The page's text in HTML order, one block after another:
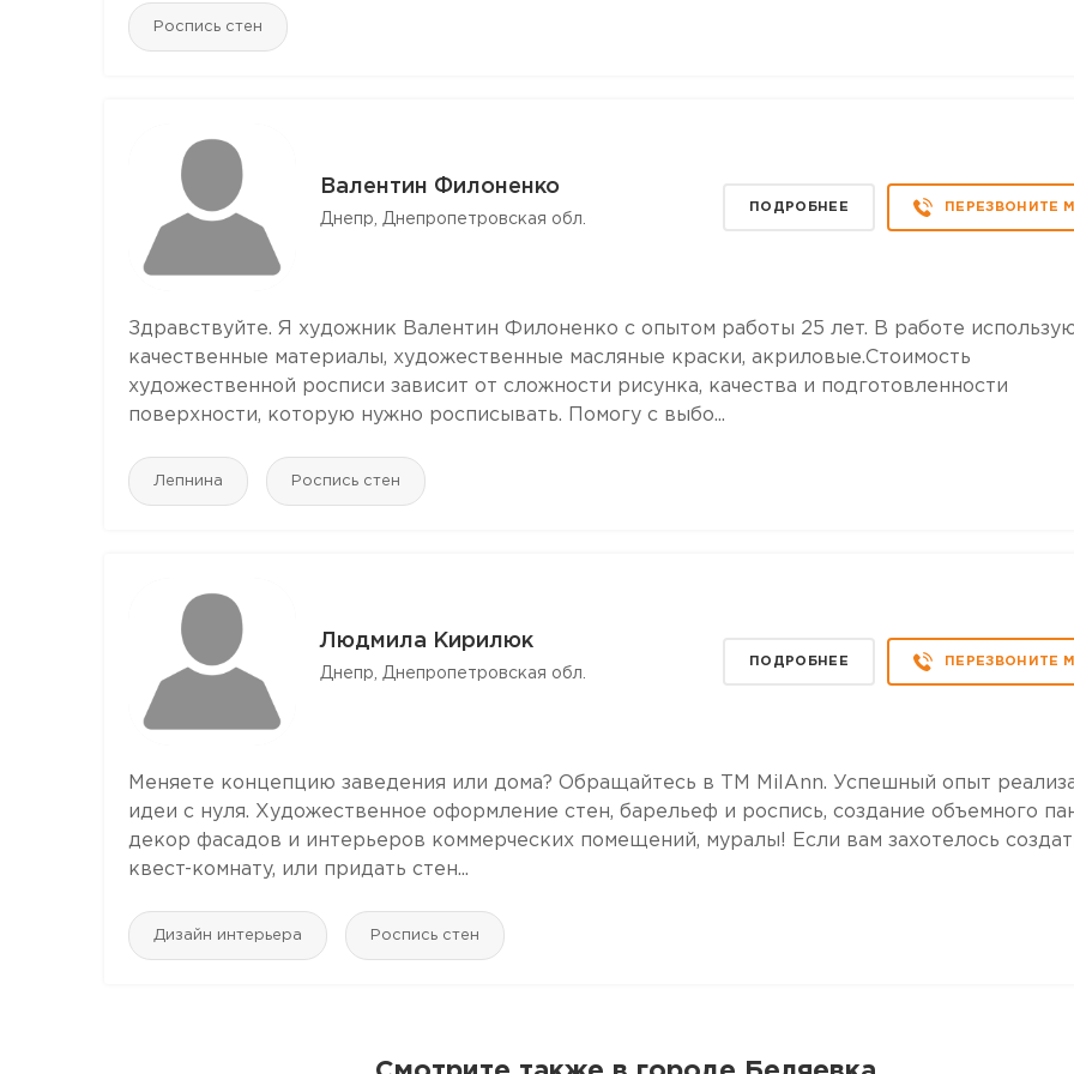
Роспись стен
Валентин Филоненко
Днепр, Днепропетровская обл.
ПОДРОБНЕЕ ПЕРЕЗВОНИТЕ
Здравствуйте. Я художник Валентин Филоненко с опытом работы 25 лет. В работе
качественные материалы, художественные масляные краски, акриловые.Стоимость
художественной росписи зависит от сложности рисунка, качества и подготовленности
поверхности, которую нужно росписывать. Помогу с выбо...
Лепнина Роспись стен
Людмила Кирилюк
Днепр, Днепропетровская обл.
ПОДРОБНЕЕ ПЕРЕЗВОНИТЕ
Меняете концепцию заведения или дома? Обращайтесь в ТМ MilAnn. Успешный опыт
идеи с нуля. Художественное оформление стен, барельеф и роспись, создание объемного
декор фасадов и интерьеров коммерческих помещений, муралы! Если вам захотелось
квест-комнату, или придать стен...
Дизайн интерьера Роспись стен